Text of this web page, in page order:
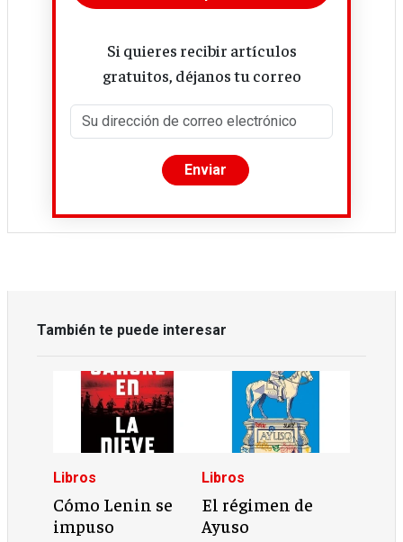
Si quieres recibir artículos
gratuitos, déjanos tu correo
También te puede interesar
Libros
Cómo Lenin se
impuso
Libros
El régimen de
Ayuso